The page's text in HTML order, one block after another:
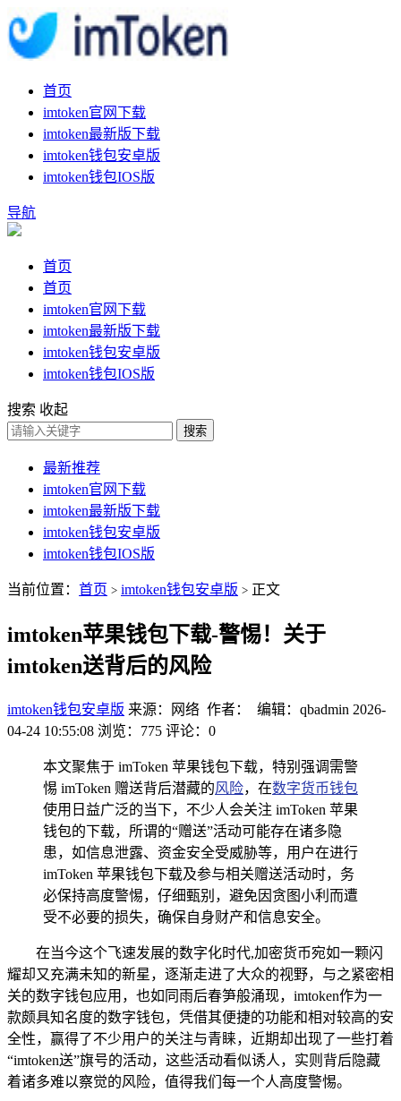
首页
imtoken官网下载
imtoken最新版下载
imtoken钱包安卓版
imtoken钱包IOS版
导航
首页
首页
imtoken官网下载
imtoken最新版下载
imtoken钱包安卓版
imtoken钱包IOS版
搜索 收起
搜索
最新推荐
imtoken官网下载
imtoken最新版下载
imtoken钱包安卓版
imtoken钱包IOS版
当前位置： 首页 > imtoken钱包安卓版 > 正文
imtoken苹果钱包下载-警惕！关于
imtoken送背后的风险
imtoken钱包安卓版 来源：网络 作者： 编辑：qbadmin 2026-
04-24 10:55:08 浏览：775 评论：0
本文聚焦于 imToken 苹果钱包下载，特别强调需警
惕 imToken 赠送背后潜藏的风险，在数字货币钱包
使用日益广泛的当下，不少人会关注 imToken 苹果
钱包的下载，所谓的“赠送”活动可能存在诸多隐
患，如信息泄露、资金安全受威胁等，用户在进行
imToken 苹果钱包下载及参与相关赠送活动时，务
必保持高度警惕，仔细甄别，避免因贪图小利而遭
受不必要的损失，确保自身财产和信息安全。
在当今这个飞速发展的数字化时代,加密货币宛如一颗闪
耀却又充满未知的新星，逐渐走进了大众的视野，与之紧密相
关的数字钱包应用，也如同雨后春笋般涌现，imtoken作为一
款颇具知名度的数字钱包，凭借其便捷的功能和相对较高的安
全性，赢得了不少用户的关注与青睐，近期却出现了一些打着
“imtoken送”旗号的活动，这些活动看似诱人，实则背后隐藏
着诸多难以察觉的风险，值得我们每一个人高度警惕。